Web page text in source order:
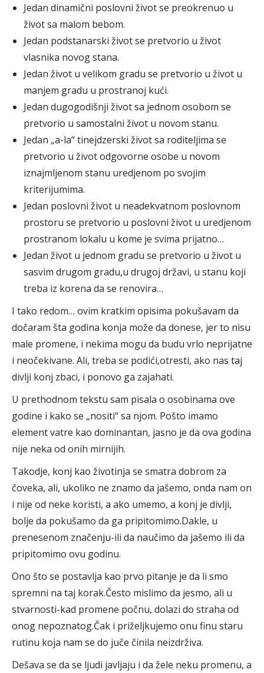
Jedan dinamični poslovni život se preokrenuo u
život sa malom bebom.
Jedan podstanarski život se pretvorio u život
vlasnika novog stana.
Jedan život u velikom gradu se pretvorio u život u
manjem gradu u prostranoj kući.
Jedan dugogodišnji život sa jednom osobom se
pretvorio u samostalni život u novom stanu.
Jedan „a-la“ tinejdzerski život sa roditeljima se
pretvorio u život odgovorne osobe u novom
iznajmljenom stanu uredjenom po svojim
kriterijumima.
Jedan poslovni život u neadekvatnom poslovnom
prostoru se pretvorio u poslovni život u uredjenom
prostranom lokalu u kome je svima prijatno…
Jedan život u jednom gradu se pretvorio u život u
sasvim drugom gradu,u drugoj državi, u stanu koji
treba iz korena da se renovira…
I tako redom… ovim kratkim opisima pokušavam da
dočaram šta godina konja može da donese, jer to nisu
male promene, i nekima mogu da budu vrlo neprijatne
i neočekivane. Ali, treba se podići,otresti, ako nas taj
divlji konj zbaci, i ponovo ga zajahati.
U prethodnom tekstu sam pisala o osobinama ove
godine i kako se „nositi“ sa njom. Pošto imamo
element vatre kao dominantan, jasno je da ova godina
nije neka od onih mirnijih.
Takodje, konj kao životinja se smatra dobrom za
čoveka, ali, ukoliko ne znamo da jašemo, onda nam on
i nije od neke koristi, a ako umemo, a konj je divlji,
bolje da pokušamo da ga pripitomimo.Dakle, u
prenesenom značenju-ili da naučimo da jašemo ili da
pripitomimo ovu godinu.
Ono što se postavlja kao prvo pitanje je da li smo
spremni na taj korak.Često mislimo da jesmo, ali u
stvarnosti-kad promene počnu, dolazi do straha od
onog nepoznatog.Čak i priželjkujemo onu finu staru
rutinu koja nam se do juče činila neizdrživa.
Dešava se da se ljudi javljaju i da žele neku promenu, a